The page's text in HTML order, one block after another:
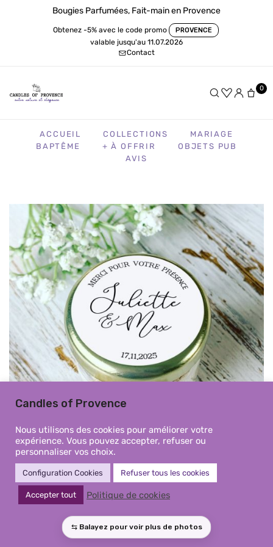
Bougies Parfumées, Fait-main en Provence
Obtenez -5% avec le code promo PROVENCE
valable jusqu'au 11.07.2026
Contact
0
ACCUEIL COLLECTIONS
MARIAGE
BAPTÊME
+ À OFFRIR
OBJETS PUB
AVIS
Mini Bougie personnalisée
mariage élégant calligraphie –
Cadeaux invités
Candles of Provence
Nous utilisons des cookies pour améliorer votre
expérience. Vous pouvez accepter, refuser ou
personnaliser vos choix.
Configuration Cookies Refuser tous les cookies
Accepter tout Politique de cookies